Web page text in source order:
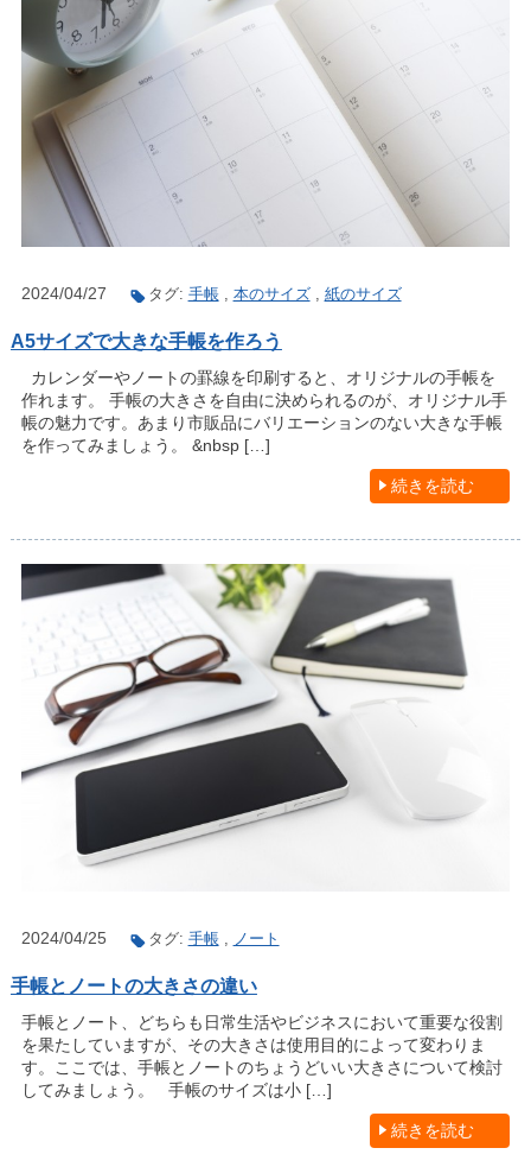
2024/04/27 タグ: 手帳, 本のサイズ, 紙のサイズ
A5サイズで大きな手帳を作ろう
カレンダーやノートの罫線を印刷すると、オリジナルの手帳を
作れます。 手帳の大きさを自由に決められるのが、オリジナル手
帳の魅力です。あまり市販品にバリエーションのない大きな手帳
を作ってみましょう。 &nbsp […]
続きを読む
2024/04/25 タグ: 手帳, ノート
手帳とノートの大きさの違い
手帳とノート、どちらも日常生活やビジネスにおいて重要な役割
を果たしていますが、その大きさは使用目的によって変わりま
す。ここでは、手帳とノートのちょうどいい大きさについて検討
してみましょう。 手帳のサイズは小 […]
続きを読む